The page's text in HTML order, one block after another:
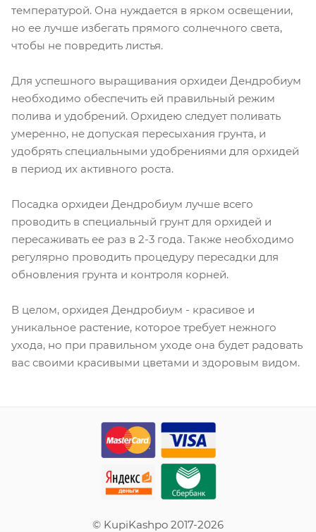
температурой. Она нуждается в ярком освещении,
но ее лучше избегать прямого солнечного света,
чтобы не повредить листья.
Для успешного выращивания орхидеи Дендробиум
необходимо обеспечить ей правильный режим
полива и удобрений. Орхидею следует поливать
умеренно, не допуская пересыхания грунта, и
удобрять специальными удобрениями для орхидей
в период их активного роста.
Посадка орхидеи Дендробиум лучше всего
проводить в специальный грунт для орхидей и
пересаживать ее раз в 2-3 года. Также необходимо
регулярно проводить процедуру пересадки для
обновления грунта и контроля корней.
В целом, орхидея Дендробиум - красивое и
уникальное растение, которое требует нежного
ухода, но при правильном уходе она будет радовать
вас своими красивыми цветами и здоровым видом.
© KupiKashpo 2017-2026